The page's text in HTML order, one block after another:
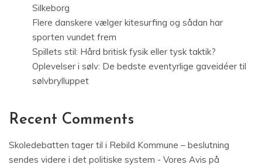
Silkeborg
Flere danskere vælger kitesurfing og sådan har
sporten vundet frem
Spillets stil: Hård britisk fysik eller tysk taktik?
Oplevelser i sølv: De bedste eventyrlige gaveidéer til
sølvbrylluppet
Recent Comments
Skoledebatten tager til i Rebild Kommune – beslutning
sendes videre i det politiske system - Vores Avis på